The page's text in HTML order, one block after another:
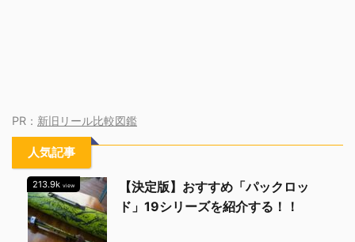
PR： 新旧リール比較図鑑
人気記事
213.9k view
【決定版】おすすめ「パックロッ
ド」19シリーズを紹介する！！